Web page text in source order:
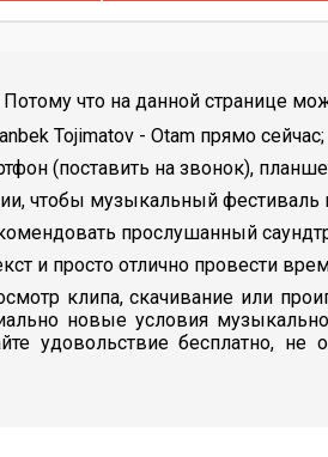
что на данной странице
Tojimatov - Otam прямо сейчас;
(поставить на звонок),
чтобы музыкальный фестиваль
прослушанный
и просто отлично провести
клипа, скачивание или
новые условия
удовольствие бесплатно,